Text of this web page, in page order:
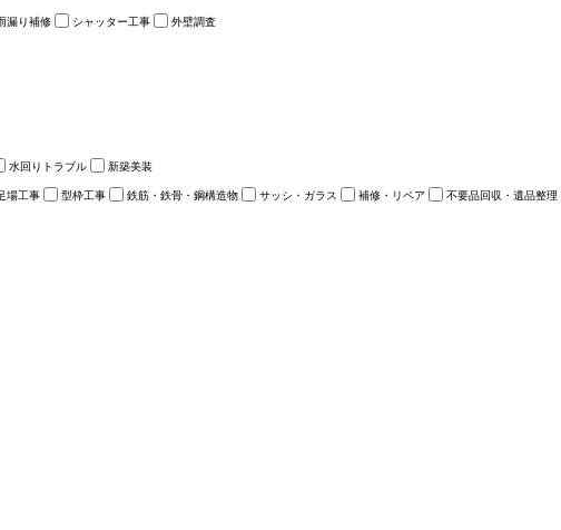
漏り補修 シャッター工事
外壁調査
水回りトラブル
新築美装
場工事 型枠工事 鉄筋・鉄骨・鋼構造物 サッシ・ガラス 補修・リペア 不要品回収・遺品整理